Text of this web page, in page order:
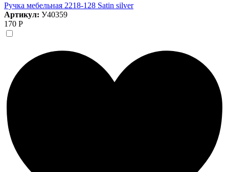
Ручка мебельная 2218-128 Satin silver
Артикул: У40359
170 Р